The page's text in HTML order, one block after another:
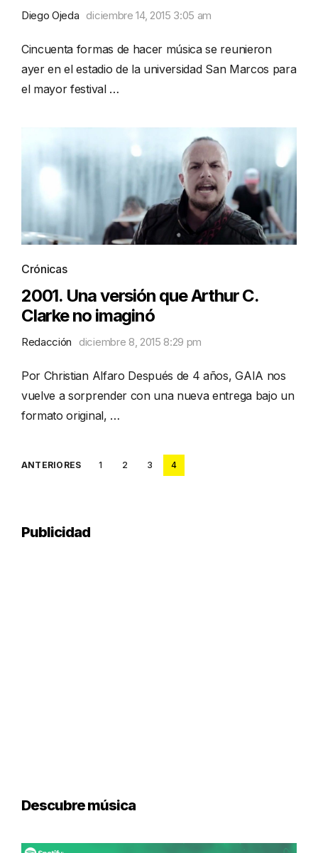
Diego Ojeda diciembre 14, 2015 3:05 am
Cincuenta formas de hacer música se reunieron
ayer en el estadio de la universidad San Marcos para
el mayor festival …
Crónicas
2001. Una versión que Arthur C.
Clarke no imaginó
Redacción diciembre 8, 2015 8:29 pm
Por Christian Alfaro Después de 4 años, GAIA nos
vuelve a sorprender con una nueva entrega bajo un
formato original, …
Posts
ANTERIORES 1 2 3 4
Publicidad
Descubre música